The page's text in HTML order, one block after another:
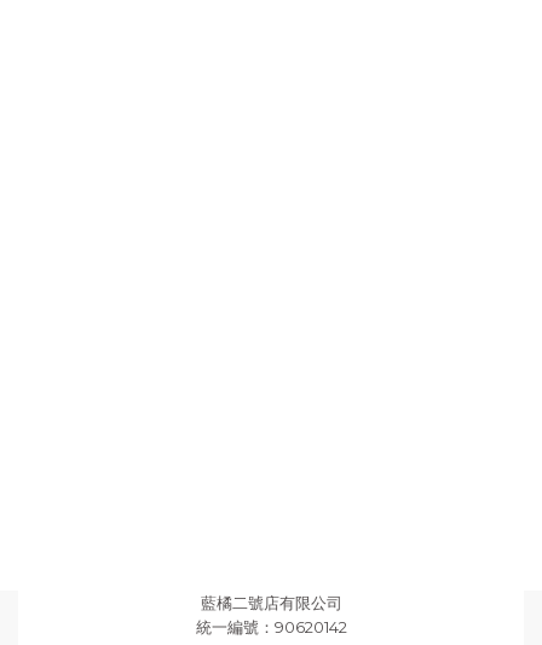
藍橘二號店有限公司
統一編號：90620142